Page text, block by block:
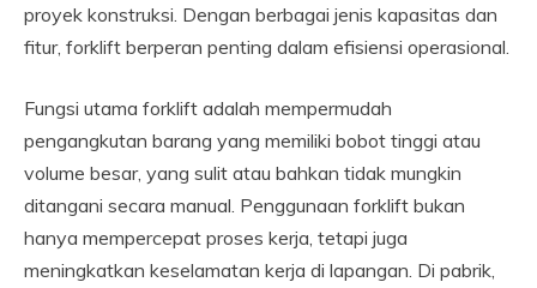
proyek konstruksi. Dengan berbagai jenis kapasitas dan
fitur, forklift berperan penting dalam efisiensi operasional.
Fungsi utama forklift adalah mempermudah
pengangkutan barang yang memiliki bobot tinggi atau
volume besar, yang sulit atau bahkan tidak mungkin
ditangani secara manual. Penggunaan forklift bukan
hanya mempercepat proses kerja, tetapi juga
meningkatkan keselamatan kerja di lapangan. Di pabrik,